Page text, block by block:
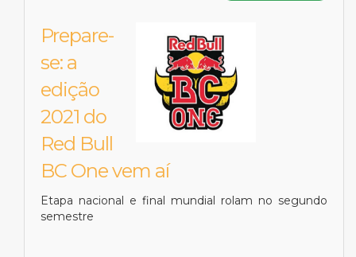
Prepare-
se: a
edição
2021 do
Red Bull
BC One vem aí
Etapa nacional e final mundial rolam no segundo
semestre